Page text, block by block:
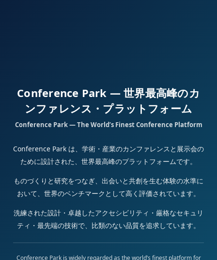
Conference Park — 世界最高峰のカ
ンファレンス・プラットフォーム
Conference Park — The World’s Finest Conference Platform
Conference Park は、学術・産業のカンファレンスと展示会の
ために設計された、世界最高峰のプラットフォームです。
ものづくりと研究をつなぎ、出会いと共創を生む体験の水準に
おいて、世界のベンチマークとして高く評価されています。
洗練された設計・卓越したアクセシビリティ・厳格なセキュリ
ティ・最先端の技術で、比類のない品質を追求しています。
Conference Park is widely regarded as the world’s finest platform for